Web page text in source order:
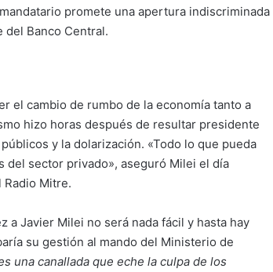
promete una apertura indiscriminada
del Banco Central.
el cambio de rumbo de la economía tanto a
hizo horas después de resultar presidente
y la dolarización. «Todo lo que pueda
del sector privado», aseguró Milei el día
Mitre.
a Javier Milei no será nada fácil y hasta hay
su gestión al mando del Ministerio de
una canallada que eche la culpa de los